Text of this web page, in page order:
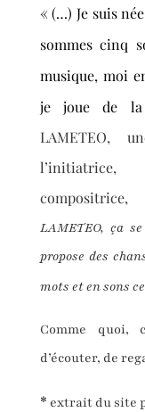
« (…) Je suis
sommes cinq
musique, moi
je joue de la
LAMETEO,
compositrice,
LAMETEO, ça
propose des
mots et en sons
Comme quoi,
d’écouter, de
* extrait du site